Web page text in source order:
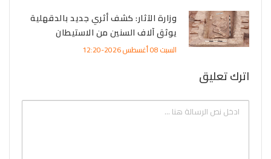
وزارة الآثار: كشف أثري جديد بالدقهلية
يوثق آلاف السنين من الاستيطان
السبت 08 أغسطس 2026-12:20
اترك تعليق